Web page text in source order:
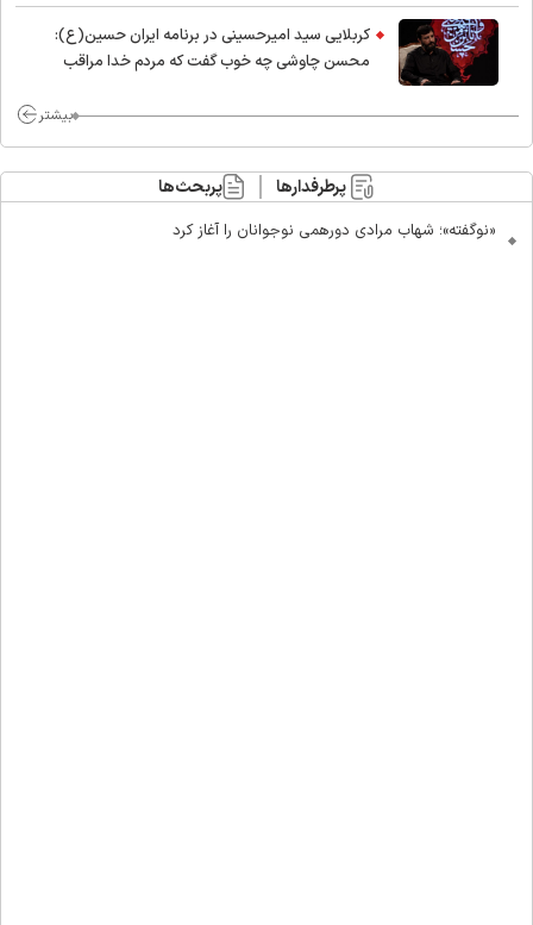
کربلایی سید امیر‌حسینی در برنامه ایران حسین(ع):
محسن چاوشی چه خوب گفت که مردم خدا مراقب
بیشتر
پرطرفدارها پربحث‌ها
«نوگفته»؛ شهاب مرادی دورهمی نوجوانان را آغاز کرد